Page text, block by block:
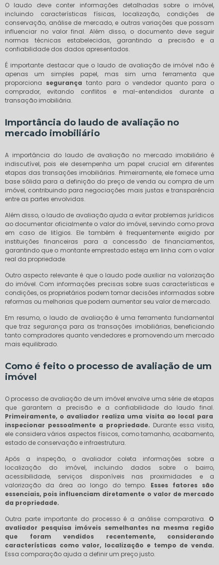
O laudo deve conter informações detalhadas sobre o imóvel,
incluindo características físicas, localização, condições de
conservação, análise de mercado, e outras variações que possam
influenciar no valor final. Além disso, o documento deve seguir
normas técnicas estabelecidas, garantindo a precisão e a
confiabilidade dos dados apresentados.
É importante destacar que o laudo de avaliação de imóvel não é
apenas um simples papel, mas sim uma ferramenta que
proporciona segurança tanto para o vendedor quanto para o
comprador, evitando conflitos e mal-entendidos durante a
transação imobiliária.
Importância do laudo de avaliação no
mercado imobiliário
A importância do laudo de avaliação no mercado imobiliário é
indiscutível, pois ele desempenha um papel crucial em diferentes
etapas das transações imobiliárias. Primeiramente, ele fornece uma
base sólida para a definição do preço de venda ou compra de um
imóvel, contribuindo para negociações mais justas e transparência
entre as partes envolvidas.
Além disso, o laudo de avaliação ajuda a evitar problemas jurídicos
ao documentar oficialmente o valor do imóvel, servindo como prova
em caso de litígios. Ele também é frequentemente exigido por
instituições financeiras para a concessão de financiamentos,
garantindo que o montante emprestado esteja em linha com o valor
real da propriedade.
Outro aspecto relevante é que o laudo pode auxiliar na valorização
do imóvel. Com informações precisas sobre suas características e
condições, os proprietários podem tomar decisões informadas sobre
reformas ou melhorias que podem aumentar seu valor de mercado.
Em resumo, o laudo de avaliação é uma ferramenta fundamental
que traz segurança para as transações imobiliárias, beneficiando
tanto compradores quanto vendedores e promovendo um mercado
mais equilibrado.
Como é feito o processo de avaliação de um
imóvel
O processo de avaliação de um imóvel envolve uma série de etapas
que garantem a precisão e a confiabilidade do laudo final.
Primeiramente, o avaliador realiza uma visita ao local para
inspecionar pessoalmente a propriedade. Durante essa visita,
ele considera vários aspectos físicos, como tamanho, acabamento,
estado de conservação e infraestrutura.
Após a inspeção, o avaliador coleta informações sobre a
localização do imóvel, incluindo dados sobre o bairro,
acessibilidade, serviços disponíveis nas proximidades e a
valorização da área ao longo do tempo. Esses fatores são
essenciais, pois influenciam diretamente o valor de mercado
da propriedade.
Outra parte importante do processo é a análise comparativa. O
avaliador pesquisa imóveis semelhantes na mesma região
que foram vendidos recentemente, considerando
características como valor, localização e tempo de venda.
Essa comparação ajuda a definir um preço justo.